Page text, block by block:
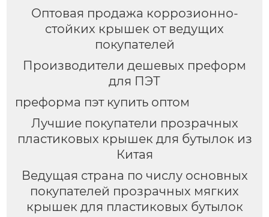
Оптовая продажа коррозионно-
стойких крышек от ведущих
покупателей
Производители дешевых преформ
для ПЭТ
преформа пэт купить оптом
Лучшие покупатели прозрачных
пластиковых крышек для бутылок из
Китая
Ведущая страна по числу основных
покупателей прозрачных мягких
крышек для пластиковых бутылок